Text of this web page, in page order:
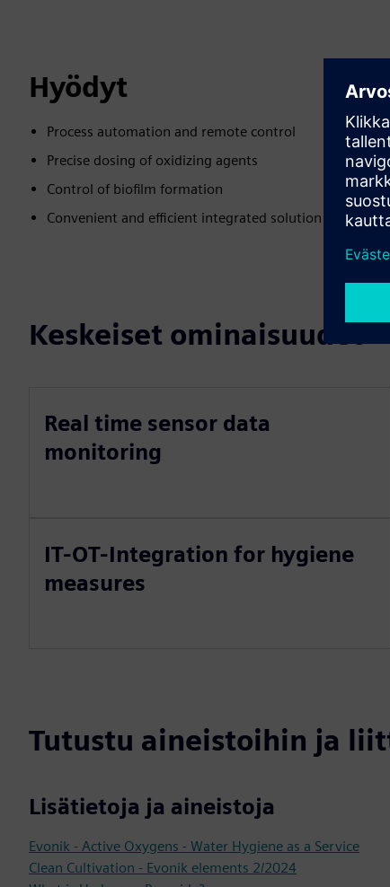
Hyödyt
Process automation and remote control
Precise dosing of oxidizing agents
Control of biofilm formation
Convenient and efficient integrated solution
Keskeiset ominaisuudet
Real time sensor data
monitoring
IT-OT-Integration for hygiene
measures
Tutustu aineistoihin ja
Lisätietoja ja aineistoja
Evonik - Active Oxygens - Water Hygiene as a Service
Clean Cultivation - Evonik elements 2/2024